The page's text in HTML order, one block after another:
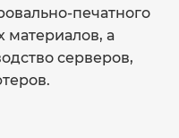
печатного
материалов, а
серверов,